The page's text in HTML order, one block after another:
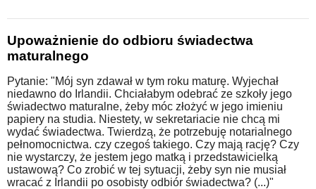
Upoważnienie do odbioru świadectwa
maturalnego
Pytanie: "Mój syn zdawał w tym roku maturę. Wyjechał
niedawno do Irlandii. Chciałabym odebrać ze szkoły jego
świadectwo maturalne, żeby móc złożyć w jego imieniu
papiery na studia. Niestety, w sekretariacie nie chcą mi
wydać świadectwa. Twierdzą, że potrzebuję notarialnego
pełnomocnictwa. czy czegoś takiego. Czy mają rację? Czy
nie wystarczy, że jestem jego matką i przedstawicielką
ustawową? Co zrobić w tej sytuacji, żeby syn nie musiał
wracać z Irlandii po osobisty odbiór świadectwa? (...)"